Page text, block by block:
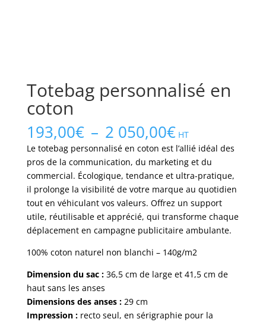
Totebag personnalisé en
coton
193,00€ – 2 050,00€Plage
de
prix :
193,00€
à
2
050,00€
HT
Le totebag personnalisé en coton est l’allié idéal des
pros de la communication, du marketing et du
commercial. Écologique, tendance et ultra-pratique,
il prolonge la visibilité de votre marque au quotidien
tout en véhiculant vos valeurs. Offrez un support
utile, réutilisable et apprécié, qui transforme chaque
déplacement en campagne publicitaire ambulante.
100% coton naturel non blanchi – 140g/m2
Dimension du sac :36,5 cm de large et 41,5 cm de
haut sans les anses
Dimensions des anses :29 cm
Impression :recto seul, en sérigraphie pour la